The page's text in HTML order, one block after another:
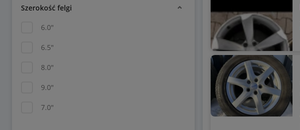
Szerokość felgi
6.0"
6.5"
8.0"
9.0"
7.0"